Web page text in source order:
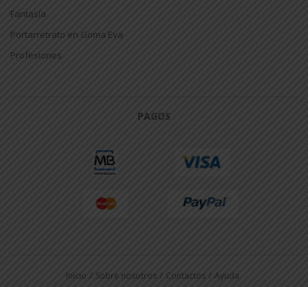
Fantasía
Portarretrato en Goma Eva
Profesiones
PAGOS
Inicio Sobre nosotros Contactos Ayuda